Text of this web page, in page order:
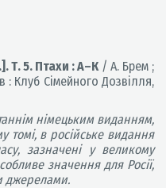
Т. 5. Птахи : А–К / А. Брем ;
: Клуб Сімейного Дозвілля,
німецьким виданням,
томі, в російське видання
зазначені у великому
значення для Росії,
джерелами.